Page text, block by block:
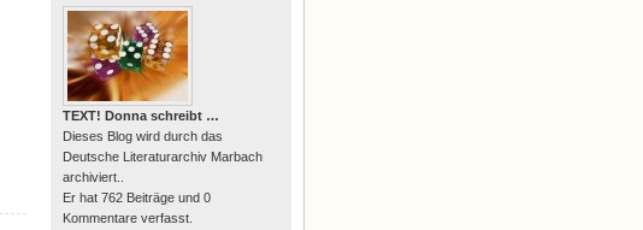
TEXT! Donna schreibt …
Dieses Blog wird durch das
Deutsche Literaturarchiv Marbach
archiviert..
Er hat 762 Beiträge und 0
Kommentare verfasst.